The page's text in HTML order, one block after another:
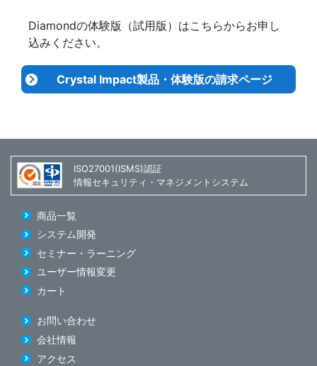
Diamondの体験版（試用版）はこちらからお申し
込みください。
Crystal Impact製品・体験版の請求ページ
ISO27001(ISMS)認証
情報セキュリティ・マネジメントシステム
商品一覧
システム開発
セミナー・ラーニング
ユーザー情報変更
カート
お問い合わせ
会社情報
アクセス